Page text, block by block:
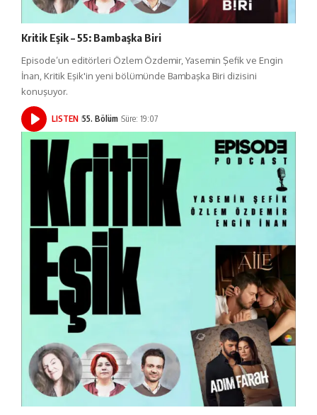
Kritik Eşik – 55: Bambaşka Biri
Episode’un editörleri Özlem Özdemir, Yasemin Şefik ve Engin
İnan, Kritik Eşik'in yeni bölümünde Bambaşka Biri dizisini
konuşuyor.
LISTEN 55. Bölüm Süre: 19:07